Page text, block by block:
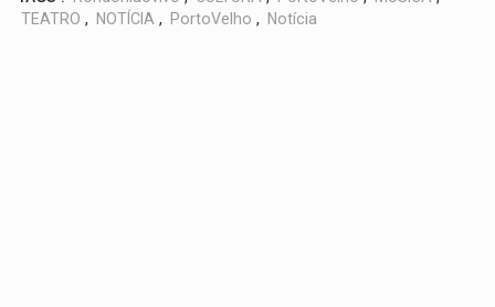
TEATRO , NOTÍCIA , PortoVelho , Notícia